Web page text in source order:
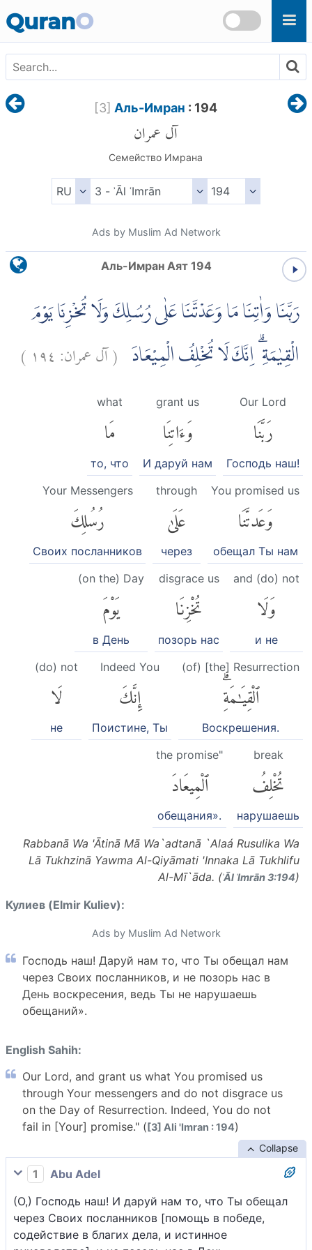
QuranO
[3] Аль-Имран : 194
آل عمران
Семейство Имрана
Ads by Muslim Ad Network
Аль-Имран Аят 194
رَبَّنَا وَاٰتِنَا مَا وَعَدْتَّنَا عَلٰى رُسُلِكَ وَلَا تُخْزِنَا يَوْمَ
الْقِيٰمَةِ ۗ اِنَّكَ لَا تُخْلِفُ الْمِيْعَادَ (آل عمران: ١٩٤ )
Our Lord
رَبَّنَا
Господь наш!
grant us
وَءَاتِنَا
И даруй нам
what
مَا
то, что
You promised us
وَعَدتَّنَا
обещал Ты нам
through
عَلَىٰ
через
Your Messengers
رُسُلِكَ
Своих посланников
and (do) not
وَلَا
и не
disgrace us
تُخْزِنَا
позорь нас
(on the) Day
يَوْمَ
в День
(of) [the] Resurrection
ٱلْقِيَٰمَةِۗ
Воскрешения.
Indeed You
إِنَّكَ
Поистине, Ты
(do) not
لَا
не
break
تُخْلِفُ
нарушаешь
the promise"
ٱلْمِيعَادَ
обещания».
Rabbanā Wa 'Ātinā Mā Wa`adtanā `Alaá Rusulika Wa
Lā Tukhzinā Yawma Al-Qiyāmati 'Innaka Lā Tukhlifu
Al-Mī`āda. (ʾĀl ʿImrān 3:194)
Кулиев (Elmir Kuliev):
Ads by Muslim Ad Network
Господь наш! Даруй нам то, что Ты обещал нам
через Своих посланников, и не позорь нас в
День воскресения, ведь Ты не нарушаешь
обещаний».
English Sahih:
Our Lord, and grant us what You promised us
through Your messengers and do not disgrace us
on the Day of Resurrection. Indeed, You do not
fail in [Your] promise." ([3] Ali 'Imran : 194)
Collapse
1
Abu Adel
(О,) Господь наш! И даруй нам то, что Ты обещал
через Своих посланников [помощь в победе,
содействие в благих дела, и истинное